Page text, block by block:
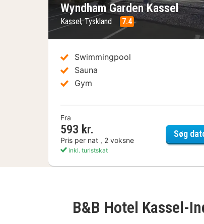
Wyndham Garden Kassel
Kassel, Tyskland 7.4
Swimmingpool
Sauna
Gym
Fra
593 kr.
Pris per nat , 2 voksne
inkl. turistskat
Søg
B&B Hotel Kassel-